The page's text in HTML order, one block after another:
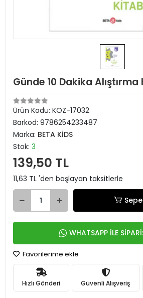
Günde 10 Dakika Alıştırma
Ürün Kodu: KOZ-17032
Barkod: 9786254233487
Marka: BETA KİDS
Stok: 3
139,50 TL
11,63 TL 'den başlayan taksitlerle
WHATSAPP İLE
Favorilerime ekle
Hızlı Gönderi Güvenli Alışveriş